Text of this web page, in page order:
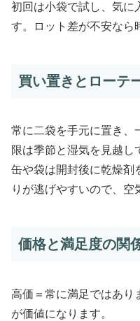
初回は小袋で試し、気に
す。ロット差が不安なら
買い置きとローテ
常に二袋を手元に置き、
限は季節と湿気を見越し
缶や袋は開封後に乾燥剤
りが逃げやすいので、空
価格と満足度の関
高価＝常に満足ではあり
が価値になります。